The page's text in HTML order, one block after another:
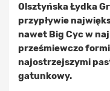
Olsztyńska Łydka
przypływie
nawet Big Cyc w
prześmiewczo
najostrzejszymi
gatunkowy.